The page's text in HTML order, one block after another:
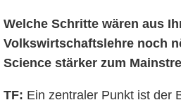
Welche Schritte wären aus
Volkswirtschaftslehre noch
Science stärker zum
TF: Ein zentraler Punkt ist der